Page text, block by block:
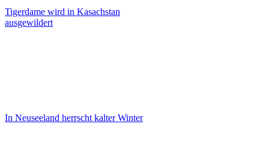
Tigerdame wird in Kasachstan
ausgewildert
In Neuseeland herrscht kalter Winter